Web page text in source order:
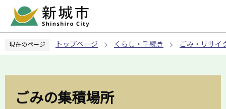
ペ
の
現在のページ トップページ くらし・手続き ごみ・リサイ
ごみの集積場所